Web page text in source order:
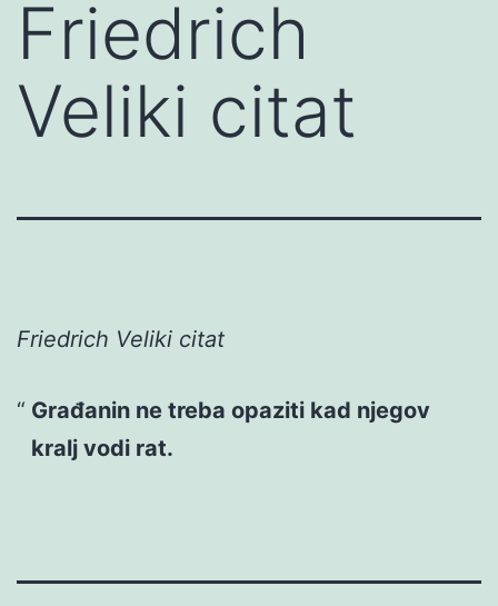
Friedrich
Veliki citat
Friedrich Veliki citat
Građanin ne treba opaziti kad njegov
kralj vodi rat.